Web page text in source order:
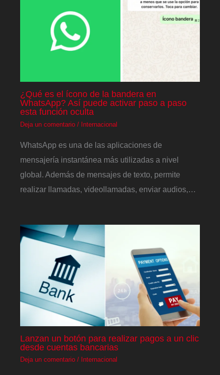
¿Qué es el ícono de la bandera en
WhatsApp? Así puede activar paso a paso
esta función oculta
Deja un comentario / Internacional
WhatsApp es una de las aplicaciones de
mensajería instantánea más utilizadas a nivel
global. Además de mensajes de texto, permite
realizar llamadas, videollamadas, enviar audios,…
Lanzan un botón para realizar pagos a un clic
desde cuentas bancarias
Deja un comentario / Internacional